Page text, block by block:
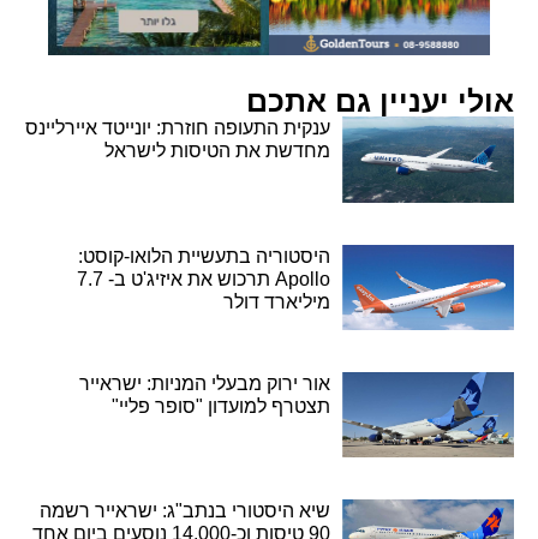
אולי יעניין גם אתכם
ענקית התעופה חוזרת: יונייטד איירליינס
מחדשת את הטיסות לישראל
היסטוריה בתעשיית הלואו-קוסט:
Apollo תרכוש את איזיג'ט ב- 7.7
מיליארד דולר
אור ירוק מבעלי המניות: ישראייר
תצטרף למועדון "סופר פליי"
שיא היסטורי בנתב"ג: ישראייר רשמה
90 טיסות וכ-14,000 נוסעים ביום אחד